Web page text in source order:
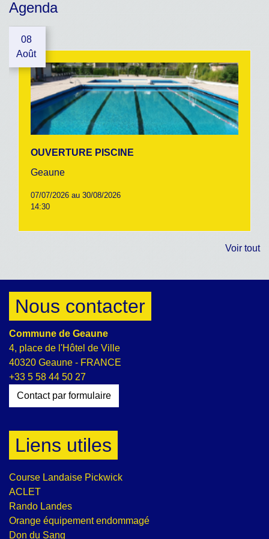
Agenda
08
Août
OUVERTURE PISCINE
Geaune
07/07/2026 au 30/08/2026
14:30
Voir tout
Nous contacter
Commune de Geaune
4, place de l'Hôtel de Ville
40320 Geaune - FRANCE
+33 5 58 44 50 27
Contact par formulaire
Liens utiles
Course Landaise Pickwick
ACLET
Rando Landes
Orange équipement endommagé
Don du Sang